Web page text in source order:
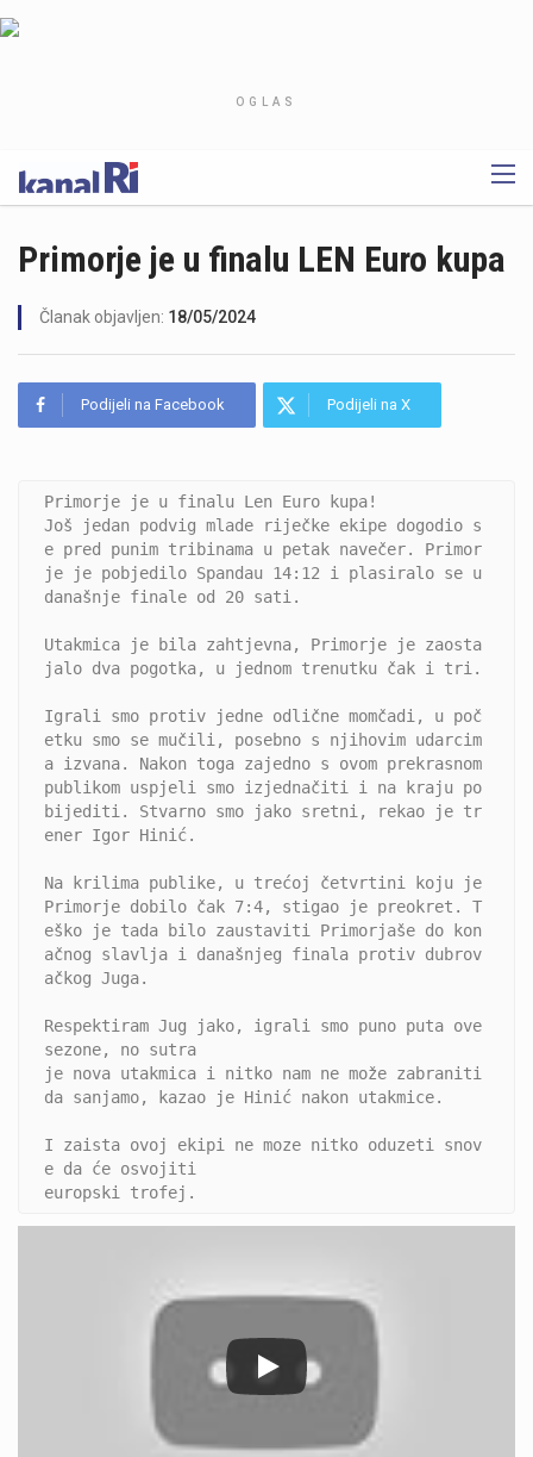
OGLAS
Primorje je u finalu LEN Euro kupa
Članak objavljen: 18/05/2024
Podijeli na Facebook Podijeli na X
Primorje je u finalu Len Euro kupa!
Još jedan podvig mlade riječke ekipe dogodio s
e pred punim tribinama u petak navečer. Primor
je je pobjedilo Spandau 14:12 i plasiralo se u
današnje finale od 20 sati.
Utakmica je bila zahtjevna, Primorje je zaosta
jalo dva pogotka, u jednom trenutku čak i tri.
Igrali smo protiv jedne odlične momčadi, u poč
etku smo se mučili, posebno s njihovim udarcim
a izvana. Nakon toga zajedno s ovom prekrasnom
publikom uspjeli smo izjednačiti i na kraju po
bijediti. Stvarno smo jako sretni, rekao je tr
ener Igor Hinić.
Na krilima publike, u trećoj četvrtini koju je
Primorje dobilo čak 7:4, stigao je preokret. T
eško je tada bilo zaustaviti Primorjaše do kon
ačnog slavlja i današnjeg finala protiv dubrov
ačkog Juga.
Respektiram Jug jako, igrali smo puno puta ove
sezone, no sutra
je nova utakmica i nitko nam ne može zabraniti
da sanjamo, kazao je Hinić nakon utakmice.
I zaista ovoj ekipi ne moze nitko oduzeti snov
e da će osvojiti
europski trofej.